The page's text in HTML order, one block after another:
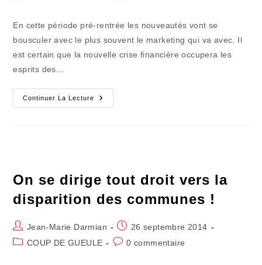
En cette période pré-rentrée les nouveautés vont se
bousculer avec le plus souvent le marketing qui va avec. Il
est certain que la nouvelle crise financière occupera les
esprits des…
Continuer La Lecture
La
Vraie
On se dirige tout droit vers la
disparition des communes !
Auteur/autrice
de
Jean-Marie Darmian
Publication
publiée :
26 septembre 2014
PostCOUP DE GUEULE
Commentaires
0 commentaire